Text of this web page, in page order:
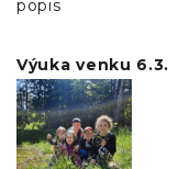
popis
Výuka venku 6.3.